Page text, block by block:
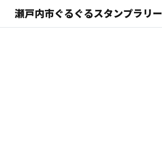
瀬戸内市ぐるぐるスタンプラリー